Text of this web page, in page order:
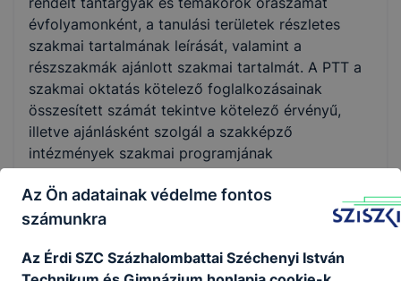
évfolyamonként, a tanulási területek részletes
szakmai tartalmának leírását, valamint a
részszakmák ajánlott szakmai tartalmát. A PTT a
szakmai oktatás kötelező foglalkozásainak
összesített számát tekintve kötelező érvényű,
illetve ajánlásként szolgál a szakképző
intézmények szakmai programjának
Elektronika és elektrotechnika
Az Ön adatainak védelme fontos
számunkra
Az Érdi SZC Százhalombattai Széchenyi István